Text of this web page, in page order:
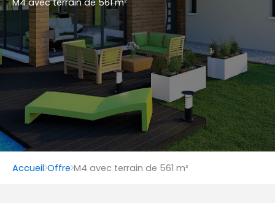
Accueil Offre M4 avec terrain de 561 m²